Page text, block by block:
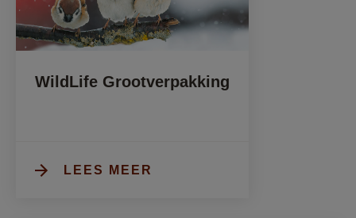
WildLife Grootverpakking
LEES MEER